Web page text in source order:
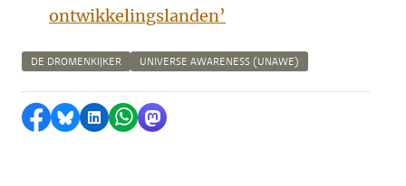
ontwikkelingslanden’
DE DROMENKIJKER UNIVERSE AWARENESS (UNAWE)
Delen op Facebook
Delen via Bluesky
Delen op LinkedIn
Delen via WhatsApp
Delen via Mastodon